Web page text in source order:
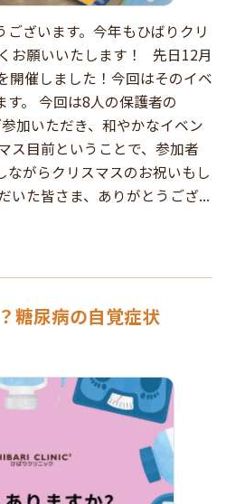
ざいます。今年もひばりクリ
お願いいたします！ 先日12月
開催しました！今回はそのイベ
。 今回は8人の保護者の
加いただき、和やかなイベン
ス目前ということで、参加者
ながらクリスマスのお祝いもし
いた皆さま、ありがとうござ...
糖尿病の自覚症状